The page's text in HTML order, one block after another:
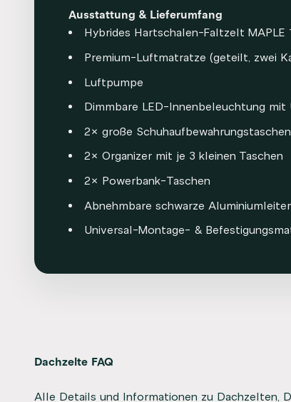
Ausstattung & Lieferumfang
Hybrides Hartschalen-Faltzelt MAPLE
Premium-Luftmatratze (geteilt, zwei
Luftpumpe
Dimmbare LED-Innenbeleuchtung mit
2× große Schuhaufbewahrungstaschen
2× Organizer mit je 3 kleinen Taschen
2× Powerbank-Taschen
Abnehmbare schwarze
Universal-Montage- &
Dachzelte FAQ
Alle Details und Informationen zu Dachzelten,